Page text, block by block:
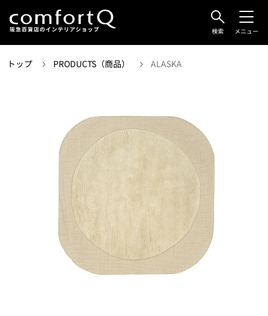
検索 メニュー
トップ PRODUCTS（商品） ALASKA